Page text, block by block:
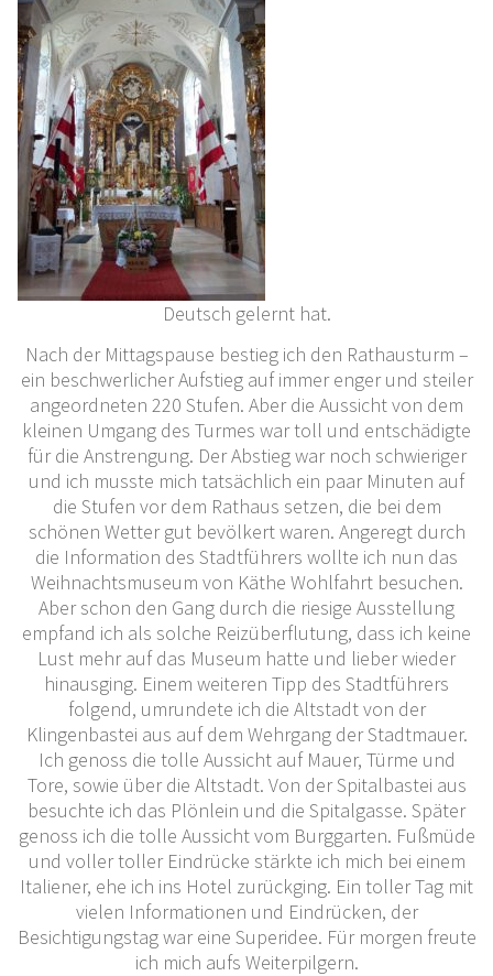
Deutsch gelernt hat.
Nach der Mittagspause bestieg ich den Rathausturm –
ein beschwerlicher Aufstieg auf immer enger und steiler
angeordneten 220 Stufen. Aber die Aussicht von dem
kleinen Umgang des Turmes war toll und entschädigte
für die Anstrengung. Der Abstieg war noch schwieriger
und ich musste mich tatsächlich ein paar Minuten auf
die Stufen vor dem Rathaus setzen, die bei dem
schönen Wetter gut bevölkert waren. Angeregt durch
die Information des Stadtführers wollte ich nun das
Weihnachtsmuseum von Käthe Wohlfahrt besuchen.
Aber schon den Gang durch die riesige Ausstellung
empfand ich als solche Reizüberflutung, dass ich keine
Lust mehr auf das Museum hatte und lieber wieder
hinausging. Einem weiteren Tipp des Stadtführers
folgend, umrundete ich die Altstadt von der
Klingenbastei aus auf dem Wehrgang der Stadtmauer.
Ich genoss die tolle Aussicht auf Mauer, Türme und
Tore, sowie über die Altstadt. Von der Spitalbastei aus
besuchte ich das Plönlein und die Spitalgasse. Später
genoss ich die tolle Aussicht vom Burggarten. Fußmüde
und voller toller Eindrücke stärkte ich mich bei einem
Italiener, ehe ich ins Hotel zurückging. Ein toller Tag mit
vielen Informationen und Eindrücken, der
Besichtigungstag war eine Superidee. Für morgen freute
ich mich aufs Weiterpilgern.